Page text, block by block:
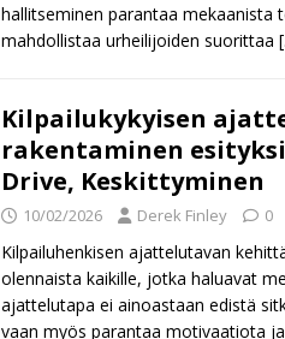
hallitseminen parantaa mekaanista
mahdollistaa urheilijoiden suorittaa
Kilpailukykyisen
rakentaminen
Drive, Keskittyminen
10/02/2026 Derek Finley 0
Kilpailuhenkisen ajattelutavan
olennaista kaikille, jotka haluavat
ajattelutapa ei ainoastaan edistä
vaan myös parantaa motivaatiota ja